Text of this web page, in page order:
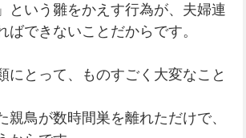
という雛をかえす行為が、夫婦連
ばできないことだからです。
にとって、ものすごく大変なこと
親鳥が数時間巣を離れただけで、